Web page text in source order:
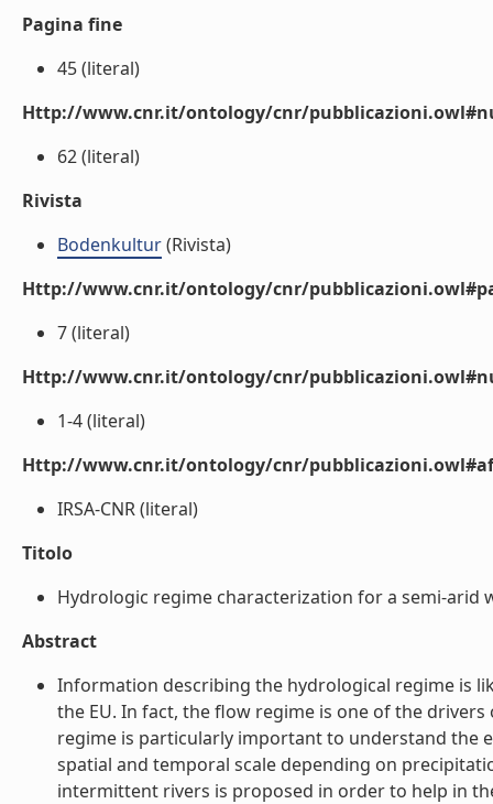
Pagina fine
45 (literal)
Http://www.cnr.it/ontology/cnr/
62 (literal)
Rivista
Bodenkultur(Rivista)
Http://www.cnr.it/ontology/cnr/
7 (literal)
Http://www.cnr.it/ontology/cnr/
1-4 (literal)
Http://www.cnr.it/ontology/cnr/
IRSA-CNR (literal)
Titolo
Hydrologic regime characterization for a semi-arid
Abstract
Information describing the hydrological regime is
the EU. In fact, the flow regime is one of the
regime is particularly important to understand the
spatial and temporal scale depending on
intermittent rivers is proposed in order to help in